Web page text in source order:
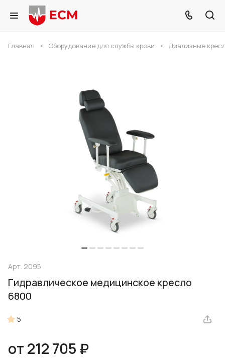
Главная Оборудование для службы крови Диализные
Арт. 2095
Гидравлическое медицинское кресло
6800
5
от 212 705 ₽